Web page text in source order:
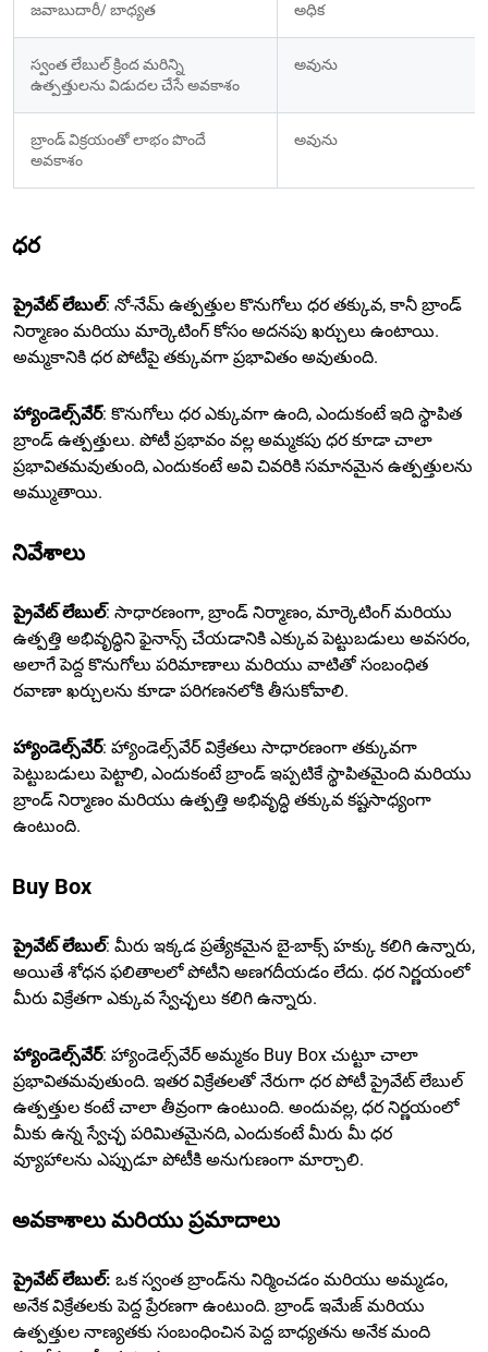
జవాబుదారీ/ బాధ్యత అధిక
స్వంత లేబుల్ క్రింద మరిన్ని
ఉత్పత్తులను విడుదల చేసే అవకాశం
అవును​
బ్రాండ్ విక్రయంతో లాభం పొందే
అవకాశం
అవును
ధర
ప్రైవేట్ లేబుల్: నో-నేమ్ ఉత్పత్తుల కొనుగోలు ధర తక్కువ, కానీ బ్రాండ్
నిర్మాణం మరియు మార్కెటింగ్ కోసం అదనపు ఖర్చులు ఉంటాయి.
అమ్మకానికి ధర పోటీపై తక్కువగా ప్రభావితం అవుతుంది.
హ్యాండెల్స్‌వేర్: కొనుగోలు ధర ఎక్కువగా ఉంది, ఎందుకంటే ఇది స్థాపిత
బ్రాండ్ ఉత్పత్తులు. పోటీ ప్రభావం వల్ల అమ్మకపు ధర కూడా చాలా
ప్రభావితమవుతుంది, ఎందుకంటే అవి చివరికి సమానమైన ఉత్పత్తులను
అమ్ముతాయి.
నివేశాలు
ప్రైవేట్ లేబుల్: సాధారణంగా, బ్రాండ్ నిర్మాణం, మార్కెటింగ్ మరియు
ఉత్పత్తి అభివృద్ధిని ఫైనాన్స్ చేయడానికి ఎక్కువ పెట్టుబడులు అవసరం,
అలాగే పెద్ద కొనుగోలు పరిమాణాలు మరియు వాటితో సంబంధిత
రవాణా ఖర్చులను కూడా పరిగణనలోకి తీసుకోవాలి.
హ్యాండెల్స్‌వేర్: హ్యాండెల్స్‌వేర్ విక్రేతలు సాధారణంగా తక్కువగా
పెట్టుబడులు పెట్టాలి, ఎందుకంటే బ్రాండ్ ఇప్పటికే స్థాపితమైంది మరియు
బ్రాండ్ నిర్మాణం మరియు ఉత్పత్తి అభివృద్ధి తక్కువ కష్టసాధ్యంగా
ఉంటుంది.
Buy Box
ప్రైవేట్ లేబుల్: మీరు ఇక్కడ ప్రత్యేకమైన బై-బాక్స్ హక్కు కలిగి ఉన్నారు,
అయితే శోధన ఫలితాలలో పోటీని అణగదీయడం లేదు. ధర నిర్ణయంలో
మీరు విక్రేతగా ఎక్కువ స్వేచ్ఛలు కలిగి ఉన్నారు.
హ్యాండెల్స్‌వేర్: హ్యాండెల్స్‌వేర్ అమ్మకం Buy Box చుట్టూ చాలా
ప్రభావితమవుతుంది. ఇతర విక్రేతలతో నేరుగా ధర పోటీ ప్రైవేట్ లేబుల్
ఉత్పత్తుల కంటే చాలా తీవ్రంగా ఉంటుంది. అందువల్ల, ధర నిర్ణయంలో
మీకు ఉన్న స్వేచ్ఛ పరిమితమైనది, ఎందుకంటే మీరు మీ ధర
వ్యూహాలను ఎప్పుడూ పోటీకి అనుగుణంగా మార్చాలి.
అవకాశాలు మరియు ప్రమాదాలు
ప్రైవేట్ లేబుల్: ఒక స్వంత బ్రాండ్‌ను నిర్మించడం మరియు అమ్మడం,
అనేక విక్రేతలకు పెద్ద ప్రేరణగా ఉంటుంది. బ్రాండ్ ఇమేజ్ మరియు
ఉత్పత్తుల నాణ్యతకు సంబంధించిన పెద్ద బాధ్యతను అనేక మంది